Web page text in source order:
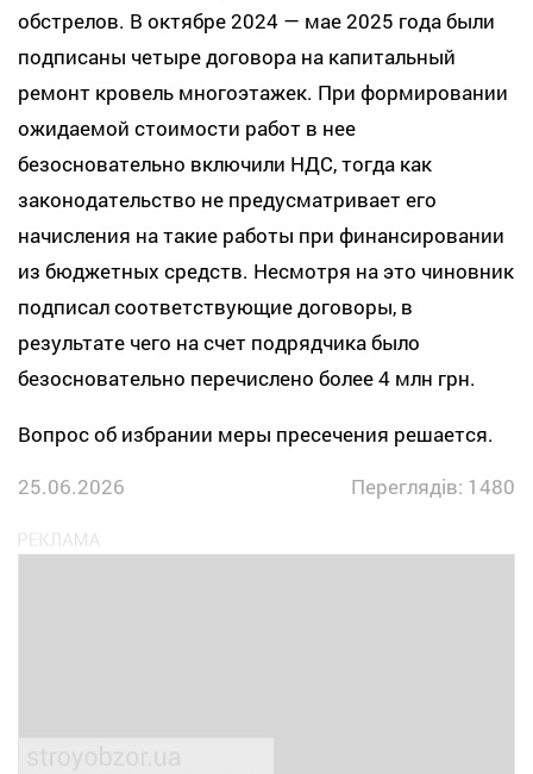
обстрелов. В октябре 2024 — мае 2025 года были
подписаны четыре договора на капитальный
ремонт кровель многоэтажек. При формировании
ожидаемой стоимости работ в нее
безосновательно включили НДС, тогда как
законодательство не предусматривает его
начисления на такие работы при финансировании
из бюджетных средств. Несмотря на это чиновник
подписал соответствующие договоры, в
результате чего на счет подрядчика было
безосновательно перечислено более 4 млн грн.
Вопрос об избрании меры пресечения решается.
25.06.2026
Переглядів: 1480